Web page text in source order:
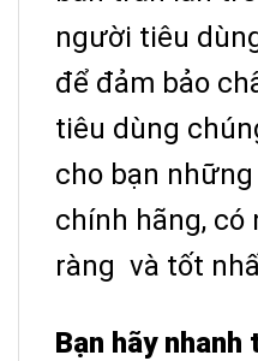
người tiêu
để đảm bảo
tiêu dùng
cho bạn
chính hãng, có
ràng và tốt
Bạn hãy nhanh